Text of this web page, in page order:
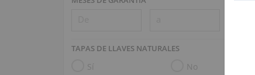
TAPAS DE LLAVES NATURALES
Sí No